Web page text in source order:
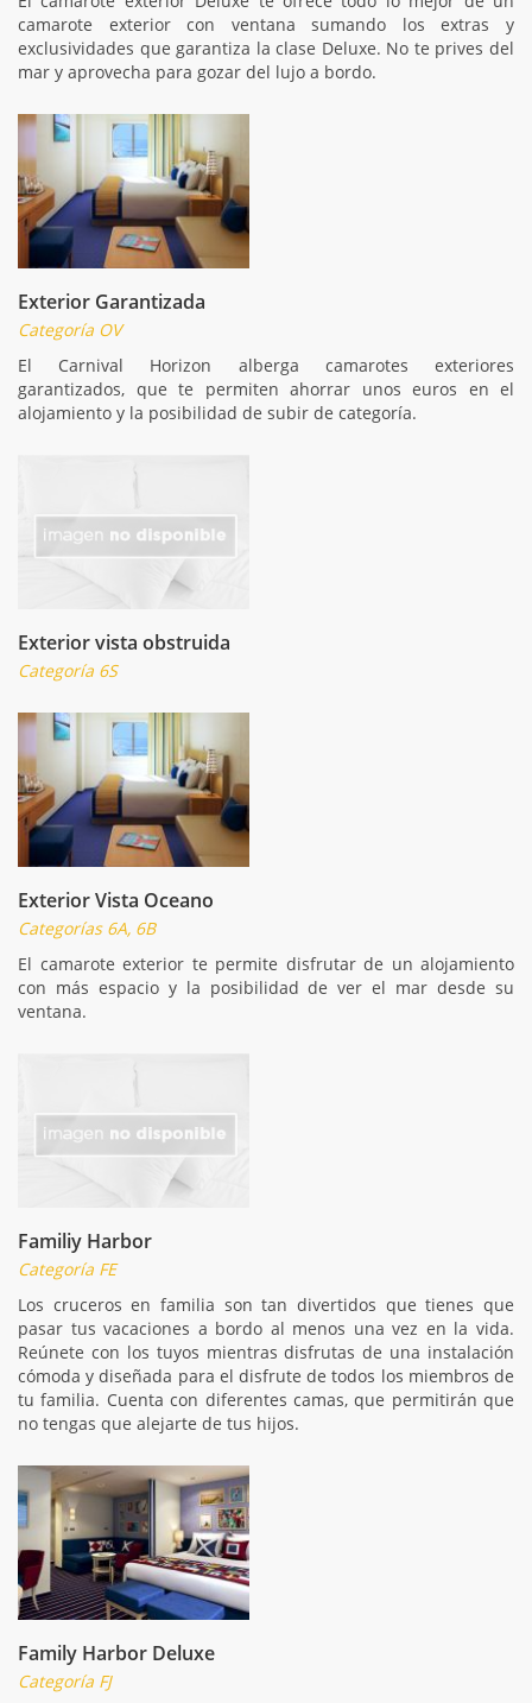
camarote exterior con ventana sumando los extras y
exclusividades que garantiza la clase Deluxe. No te prives del
mar y aprovecha para gozar del lujo a bordo.
Exterior Garantizada
Categoría OV
El Carnival Horizon alberga camarotes exteriores
garantizados, que te permiten ahorrar unos euros en el
alojamiento y la posibilidad de subir de categoría.
Exterior vista obstruida
Categoría 6S
Exterior Vista Oceano
Categorías 6A, 6B
El camarote exterior te permite disfrutar de un alojamiento
con más espacio y la posibilidad de ver el mar desde su
ventana.
Familiy Harbor
Categoría FE
Los cruceros en familia son tan divertidos que tienes que
pasar tus vacaciones a bordo al menos una vez en la vida.
Reúnete con los tuyos mientras disfrutas de una instalación
cómoda y diseñada para el disfrute de todos los miembros de
tu familia. Cuenta con diferentes camas, que permitirán que
no tengas que alejarte de tus hijos.
Family Harbor Deluxe
Categoría FJ